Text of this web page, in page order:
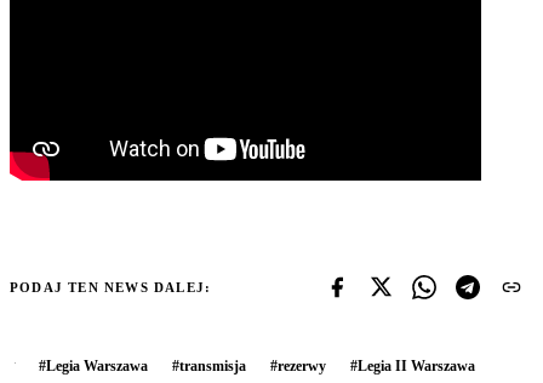
PODAJ TEN NEWS DALEJ:
#Legia Warszawa #transmisja #rezerwy #Legia II Warszawa